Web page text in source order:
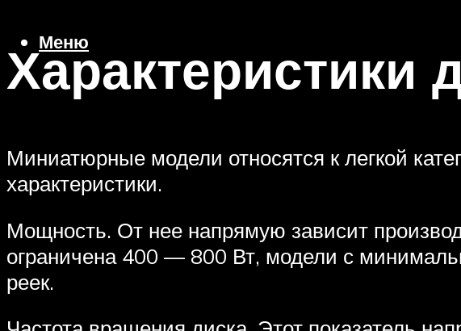
Меню
Миниатюрные модели относятся к легкой
характеристики.
Мощность. От нее напрямую зависит
ограничена 400 — 800 Вт, модели с
реек.